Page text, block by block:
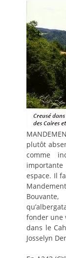
plutôt
comme
espace. Il
fonder une
dans le
Josselyn